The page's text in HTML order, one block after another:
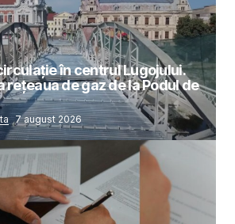
în centrul Lugojului.
rețeaua de gaz de la Podul de
7 august 2026